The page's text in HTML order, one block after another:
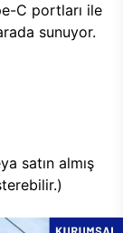
C portları ile
sunuyor.
satın almış